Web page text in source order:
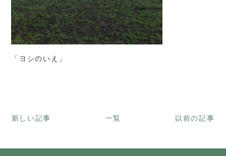
「ヨシのいえ」
新しい記事 一覧 以前の記事